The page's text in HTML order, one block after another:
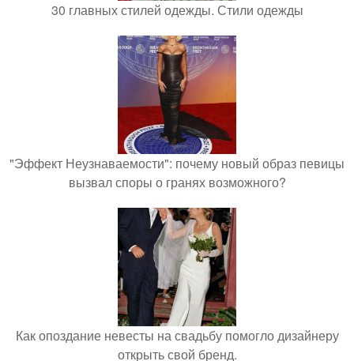
30 главных стилей одежды. Стили одежды
"Эффект Неузнаваемости": почему новый образ певицы
вызвал споры о гранях возможного?
Как опоздание невесты на свадьбу помогло дизайнеру
открыть свой бренд.